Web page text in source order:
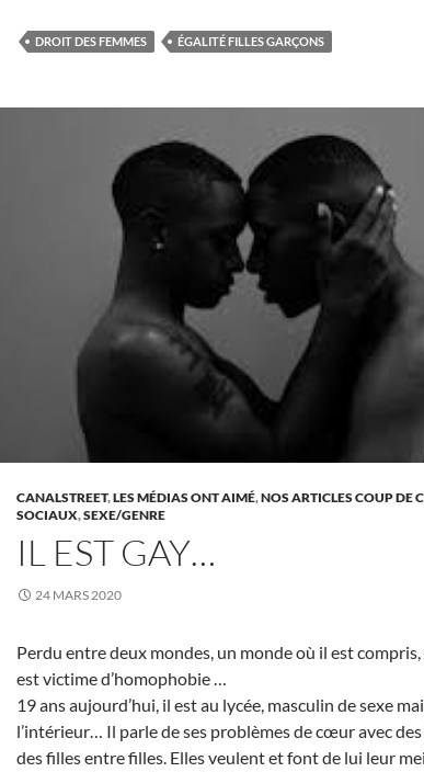
DROIT DES FEMMES ÉGALITÉ FILLES GARÇONS
CANALSTREET,LES MÉDIAS ONT AIMÉ,NOS ARTICLES COUP DE
SOCIAUX,SEXE/GENRE
IL EST GAY…
24 MARS 2020
Perdu entre deux mondes, un monde où il est compris,
est victime d’homophobie …
19 ans aujourd’hui, il est au lycée, masculin de sexe
l’intérieur… Il parle de ses problèmes de cœur avec
des filles entre filles. Elles veulent et font de lui leur